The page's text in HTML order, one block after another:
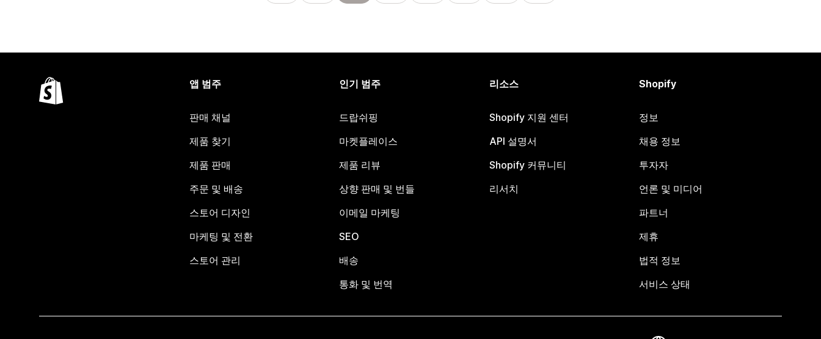
앱 범주
판매 채널
제품 찾기
제품 판매
주문 및 배송
스토어 디자인
마케팅 및 전환
스토어 관리
인기 범주
드랍쉬핑
마켓플레이스
제품 리뷰
상향 판매 및 번들
이메일 마케팅
SEO
배송
통화 및 번역
리소스
Shopify 지원 센터
API 설명서
Shopify 커뮤니티
리서치
Shopify
정보
채용 정보
투자자
언론 및 미디어
파트너
제휴
법적 정보
서비스 상태